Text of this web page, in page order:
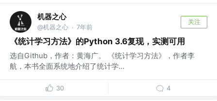
机器之心
@机器之心 · 7年前
关注
《统计学习方法》的Python 3.6复现，实测可用
选自Github，作者：黄海广。 《统计学习方法》，作者李
航，本书全面系统地介绍了统计学...
30 4